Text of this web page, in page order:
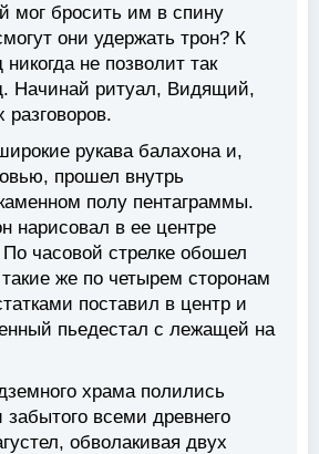
мог бросить им в спину
они удержать трон? К
не позволит так
Начинай ритуал, Видящий,
разговоров.
рукава балахона и,
прошел внутрь
полу пентаграммы.
нарисовал в ее центре
часовой стрелке обошел
же по четырем сторонам
поставил в центр и
пьедестал с лежащей на
храма полились
забытого всеми древнего
обволакивая двух